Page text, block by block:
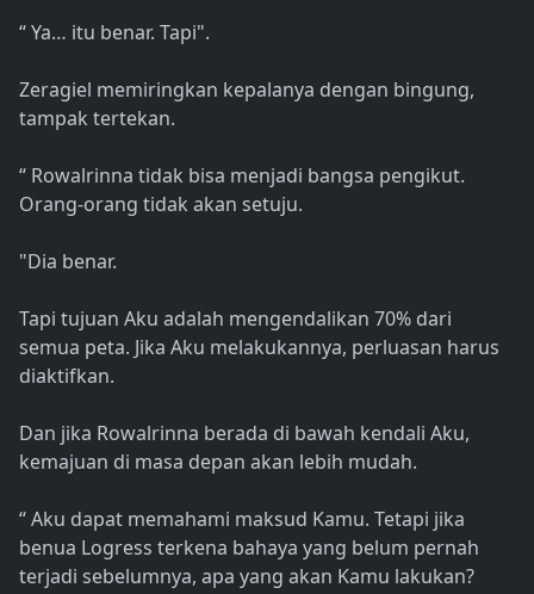
“ Ya… itu benar. Tapi".
Zeragiel memiringkan kepalanya dengan bingung,
tampak tertekan.
“ Rowalrinna tidak bisa menjadi bangsa pengikut.
Orang-orang tidak akan setuju.
"Dia benar.
Tapi tujuan Aku adalah mengendalikan 70% dari
semua peta. Jika Aku melakukannya, perluasan harus
diaktifkan.
Dan jika Rowalrinna berada di bawah kendali Aku,
kemajuan di masa depan akan lebih mudah.
“ Aku dapat memahami maksud Kamu. Tetapi jika
benua Logress terkena bahaya yang belum pernah
terjadi sebelumnya, apa yang akan Kamu lakukan?